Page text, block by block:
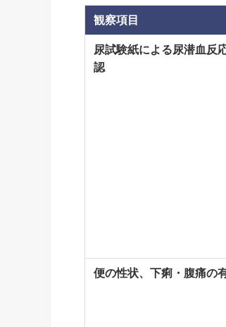
観察項目
尿試験紙による尿潜血反
認
便の性状、下痢・腹痛の